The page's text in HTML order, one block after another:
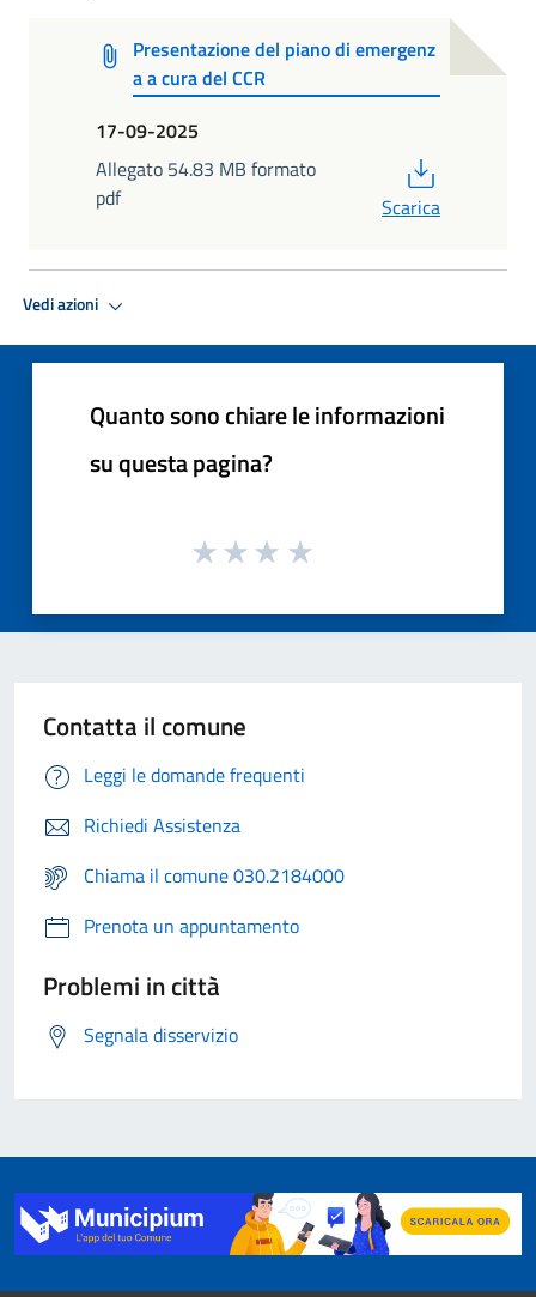
Presentazione del piano di emergenz
a a cura del CCR
17-09-2025
Allegato 54.83 MB formato
pdf
Scarica
Vedi azioni
Quanto sono chiare le informazioni
su questa pagina?
Contatta il comune
Leggi le domande frequenti
Richiedi Assistenza
Chiama il comune 030.2184000
Prenota un appuntamento
Problemi in città
Segnala disservizio